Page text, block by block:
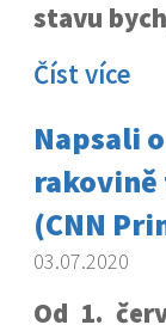
stavu
Číst více
Napsali
rakovině
(CNN
03.07.2020
Od 1.